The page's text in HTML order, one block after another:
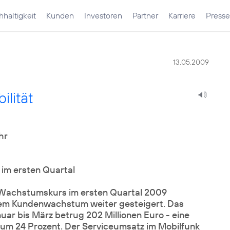
Kunden Investoren Partner Karriere Presse
13.05.2009
ersten Quartal
im ersten Quartal 2009
Kundenwachstum weiter gesteigert. Das
bis März betrug 202 Millionen Euro - eine
24 Prozent. Der Serviceumsatz im Mobilfunk